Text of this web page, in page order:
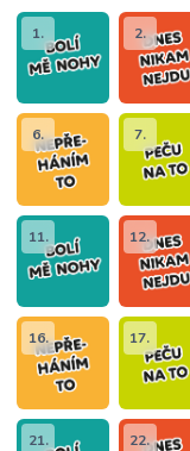
1. 2.
6. 7.
11. 12.
16. 17.
21. 22.